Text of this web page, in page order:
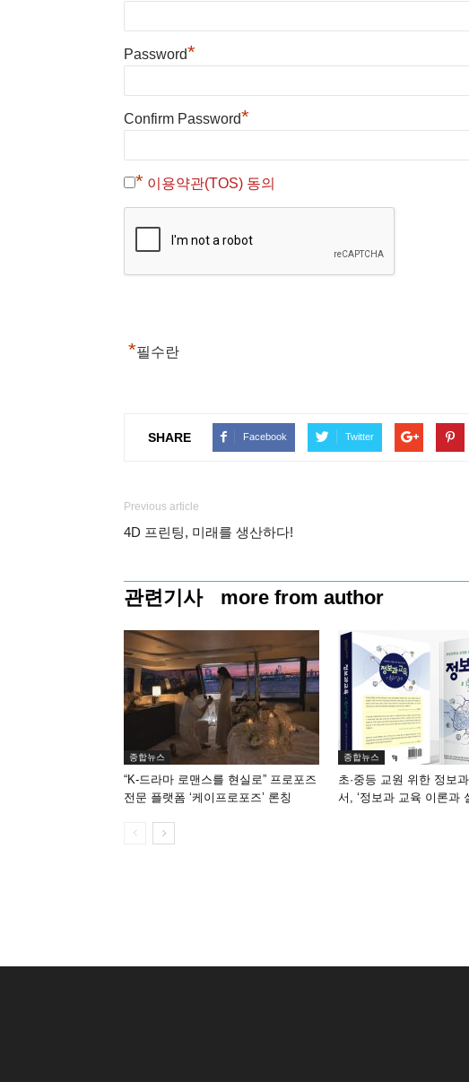
Password*
Confirm Password*
* 이용약관(TOS) 동의
*필수란
SHARE Facebook Twitter
Previous article
4D 프린팅, 미래를 생산하다!
관련기사 more from author
종합뉴스
“K-드라마 로맨스를 현실로” 프로포즈
전문 플랫폼 ‘케이프로포즈’ 론칭
종합뉴스
초·중등 교원 위한 정보
서, ‘정보과 교육 이론과